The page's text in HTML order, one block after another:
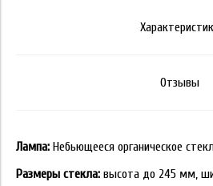
Отзывы
Лампа: Небьющееся органическое
Размеры стекла: высота до 245 мм,